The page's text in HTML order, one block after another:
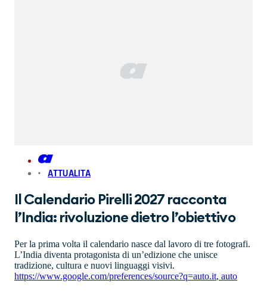
ATTUALITA
Il Calendario Pirelli 2027 racconta
l’India: rivoluzione dietro l’obiettivo
Per la prima volta il calendario nasce dal lavoro di tre fotografi.
L’India diventa protagonista di un’edizione che unisce
tradizione, cultura e nuovi linguaggi visivi.
https://www.google.com/preferences/source?q=auto.it, auto